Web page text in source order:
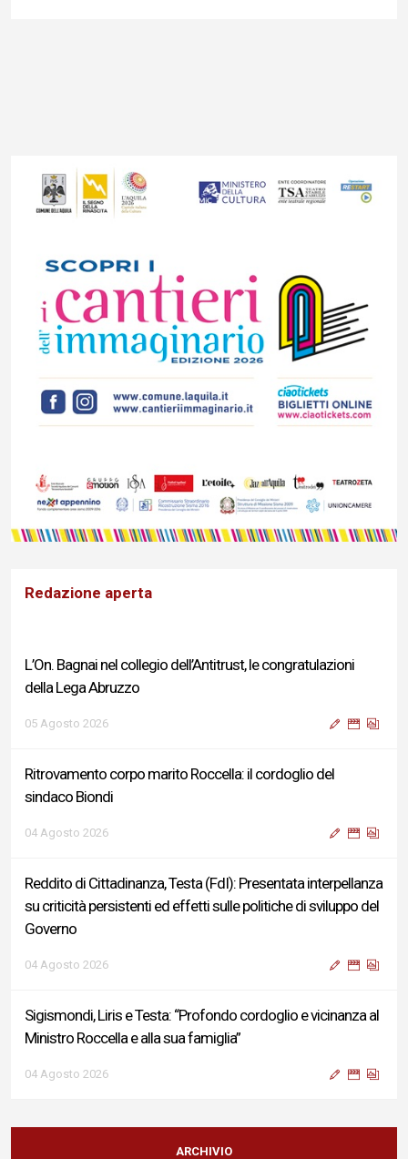
Redazione aperta
L’On. Bagnai nel collegio dell’Antitrust, le congratulazioni
della Lega Abruzzo
05 Agosto 2026
Ritrovamento corpo marito Roccella: il cordoglio del
sindaco Biondi
04 Agosto 2026
Reddito di Cittadinanza, Testa (FdI): Presentata interpellanza
su criticità persistenti ed effetti sulle politiche di sviluppo del
Governo
04 Agosto 2026
Sigismondi, Liris e Testa: “Profondo cordoglio e vicinanza al
Ministro Roccella e alla sua famiglia”
04 Agosto 2026
Terminal bus "Lorenzo Natali": modifiche temporanee alla
viabilità per il completamento dei lavori di riqualificazione
ARCHIVIO